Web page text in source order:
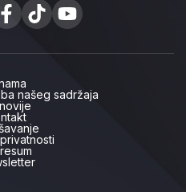
našeg sadržaja